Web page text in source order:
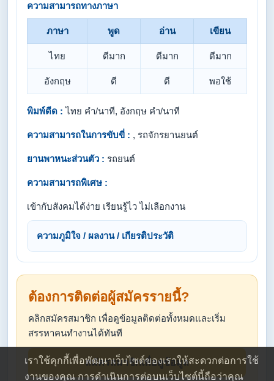
ความสามารถทางภาษา
ภาษา พูด อ่าน เขียน
ไทย ดีมาก ดีมาก ดีมาก
อังกฤษ ดี ดี พอใช้
พิมพ์ดีด : ไทย คำ/นาที, อังกฤษ คำ/นาที
ความสามารถในการขับขี่ : , รถจักรยานยนต์
ยานพาหนะส่วนตัว : รถยนต์
ความสามารถพิเศษ :
เข้ากับสังคมได้ง่าย เรียนรู้ไว ไม่เลือกงาน
ความภูมิใจ / ผลงาน / เกียรติประวัติ
ต้องการติดต่อผู้สมัครรายนี้?
คลิกสมัครสมาชิก เพื่อดูข้อมูลติดต่อทั้งหมดและเริ่ม
สรรหาคนทำงานได้ทันที
สมัครสมาชิกเพื่อดูข้อมูล
เราใช้คุกกี้เพื่อพัฒนาเว็บไซต์ของเราให้สะดวกต่อการใช้
งานของคุณ การดำเนินการต่อบนเว็บไซต์นี้ถือว่าคุณ